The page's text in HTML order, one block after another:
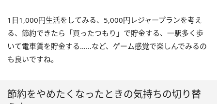
1日1,000円生活をしてみる、5,000円レジャープランを考え
る、節約できたら「買ったつもり」で貯金する、一駅多く歩
いて電車賃を貯金する……など、ゲーム感覚で楽しんでみるの
も良いですね。
節約をやめたくなったときの気持ちの切り替